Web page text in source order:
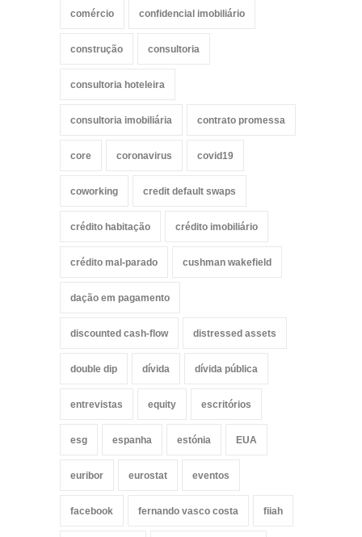
comércio confidencial imobiliário
construção consultoria
consultoria hoteleira
consultoria imobiliária contrato promessa
core coronavirus covid19
coworking credit default swaps
crédito habitação crédito imobiliário
crédito mal-parado cushman wakefield
dação em pagamento
discounted cash-flow distressed assets
double dip dívida dívida pública
entrevistas equity escritórios
esg espanha estónia EUA
euribor eurostat eventos
facebook fernando vasco costa fiiah